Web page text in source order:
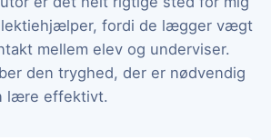
lektiehjælper, fordi de lægger vægt
mellem elev og underviser.
den tryghed, der er nødvendig
lære effektivt.